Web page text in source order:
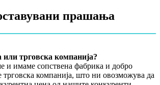
прашања
или трговска компанија?
и имаме сопствена фабрика и добро
трговска компанија, што ни овозможува да